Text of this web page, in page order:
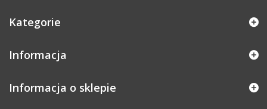
Kategorie
Informacja
Informacja o sklepie